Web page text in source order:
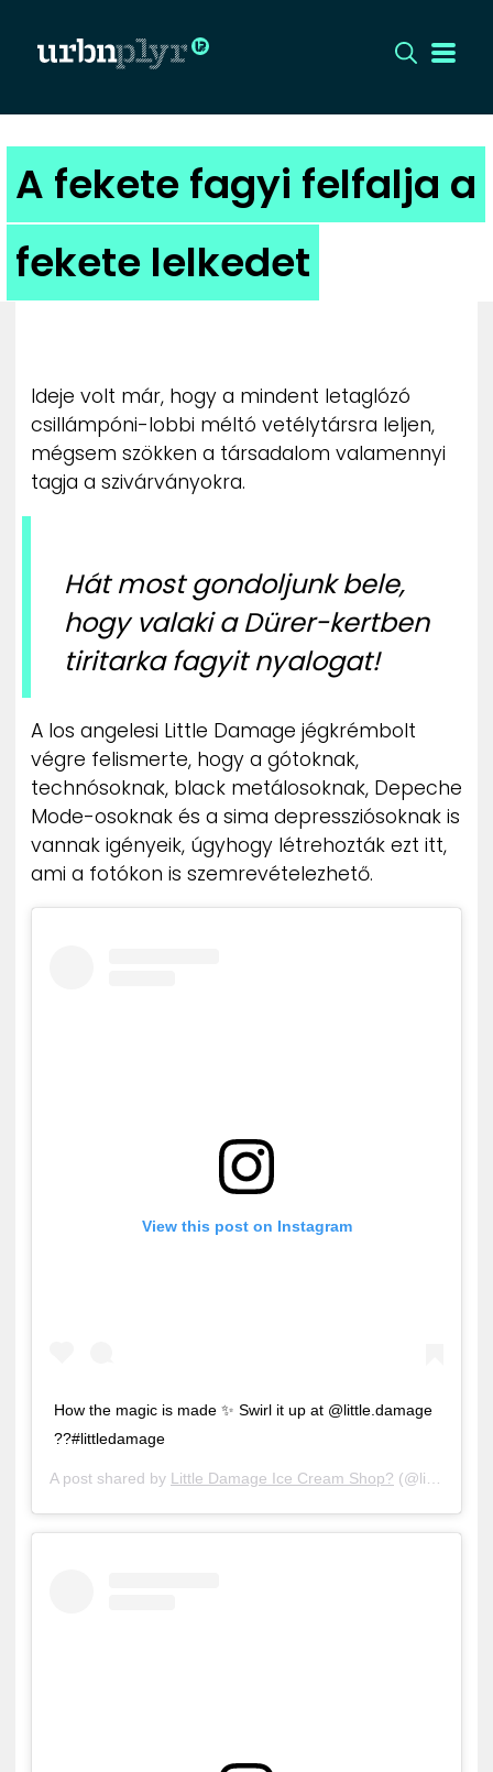
CÍMLAP
DIZÁJN
DIVAT
KULT
UTCA
MÉDIAAJÁNLAT
IMPRESSZUM
PR-ARCHÍVUM
ADATKEZELÉSI TÁJÉKOZTATÓ
A fekete fagyi felfalja a
fekete lelkedet
Ideje volt már, hogy a mindent letaglózó
csillámpóni-lobbi méltó vetélytársra leljen,
mégsem szökken a társadalom valamennyi
tagja a szivárványokra.
Hát most gondoljunk bele,
hogy valaki a Dürer-kertben
tiritarka fagyit nyalogat!
A los angelesi Little Damage jégkrémbolt
végre felismerte, hogy a gótoknak,
technósoknak, black metálosoknak, Depeche
Mode-osoknak és a sima depressziósoknak is
vannak igényeik, úgyhogy létrehozták ezt itt,
ami a fotókon is szemrevételezhető.
View this post on Instagram
How the magic is made ✨ Swirl it up at @little.damage
??#littledamage
A post shared by Little Damage Ice Cream Shop? (@little.damage) on